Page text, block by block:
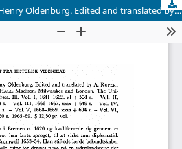
The correspondence of Henry Oldenburg. Edited and translated by A. Rupert Hall & Marie Boas Hall. Madison, Milwaukee and London, The University of Wisconsin Press. Ill. Vol. I, 1641-1662. xl + 504 s. - Vol. II, 1663-1665. xxvi + 678 s. - Vol. III, 1666-1667. xxix + 649 s. - Vol. IV, 1667-1668. xxv + 601 s. - Vol. V, 1668-1669. xxvi + 604 s. - Vol. VI, 1669-1670. xxviii + 660 s. 1965-69. $ 12,50 pr. vol.